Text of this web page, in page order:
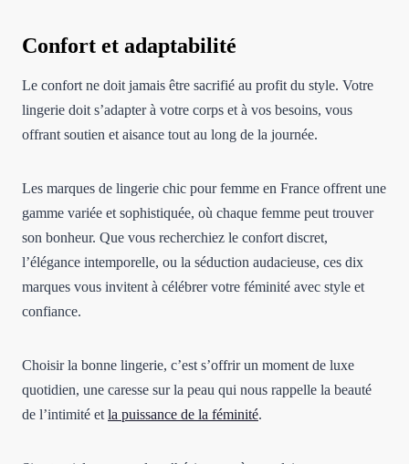
Confort et adaptabilité
Le confort ne doit jamais être sacrifié au profit du style. Votre
lingerie doit s’adapter à votre corps et à vos besoins, vous
offrant soutien et aisance tout au long de la journée.
Les marques de lingerie chic pour femme en France offrent une
gamme variée et sophistiquée, où chaque femme peut trouver
son bonheur. Que vous recherchiez le confort discret,
l’élégance intemporelle, ou la séduction audacieuse, ces dix
marques vous invitent à célébrer votre féminité avec style et
confiance.
Choisir la bonne lingerie, c’est s’offrir un moment de luxe
quotidien, une caresse sur la peau qui nous rappelle la beauté
de l’intimité et la puissance de la féminité.